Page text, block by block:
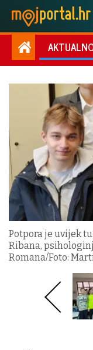
Potpora je uvijek
Ribana,
Romana/Foto: